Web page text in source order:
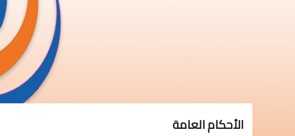
الأحكام العامة